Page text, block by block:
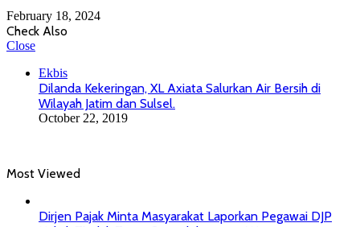
February 18, 2024
Check Also
Close
Ekbis
Dilanda Kekeringan, XL Axiata Salurkan Air Bersih di
Wilayah Jatim dan Sulsel.
October 22, 2019
Most Viewed
Dirjen Pajak Minta Masyarakat Laporkan Pegawai DJP